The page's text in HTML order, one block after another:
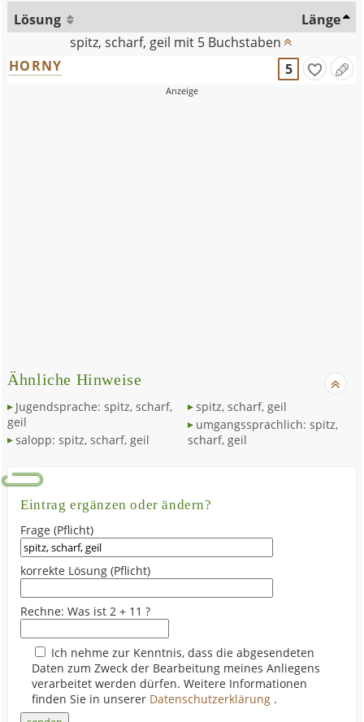
Lösung
Länge
spitz, scharf, geil mit 5 Buchstaben
HORNY
5
Ähnliche Hinweise
Jugendsprache: spitz, scharf,
geil
salopp: spitz, scharf, geil
spitz, scharf, geil
umgangssprachlich: spitz,
scharf, geil
Eintrag ergänzen oder ändern?
Frage (Pflicht)
korrekte Lösung (Pflicht)
Rechne: Was ist 2 + 11 ?
Ich nehme zur Kenntnis, dass die abgesendeten
Daten zum Zweck der Bearbeitung meines Anliegens
verarbeitet werden dürfen. Weitere Informationen
finden Sie in unserer Datenschutzerklärung .